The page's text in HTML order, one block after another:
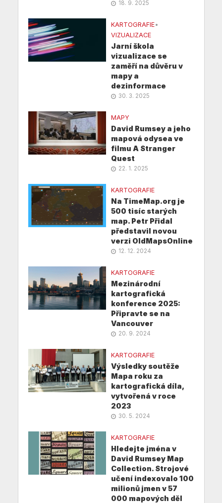
18. 9. 2025
KARTOGRAFIE•
VIZUALIZACE
Jarní škola
vizualizace se
zaměří na důvěru v
mapy a
dezinformace
30. 3. 2025
MAPY
David Rumsey a jeho
mapová odysea ve
filmu A Stranger
Quest
22. 1. 2025
KARTOGRAFIE
Na TimeMap.org je
500 tisíc starých
map. Petr Přidal
představil novou
verzi OldMapsOnline
12. 12. 2024
KARTOGRAFIE
Mezinárodní
kartografická
konference 2025:
Připravte se na
Vancouver
20. 9. 2024
KARTOGRAFIE
Výsledky soutěže
Mapa roku za
kartografická díla,
vytvořená v roce
2023
30. 5. 2024
KARTOGRAFIE
Hledejte jména v
David Rumsey Map
Collection. Strojové
učení indexovalo 100
milionů jmen v 57
000 mapových děl